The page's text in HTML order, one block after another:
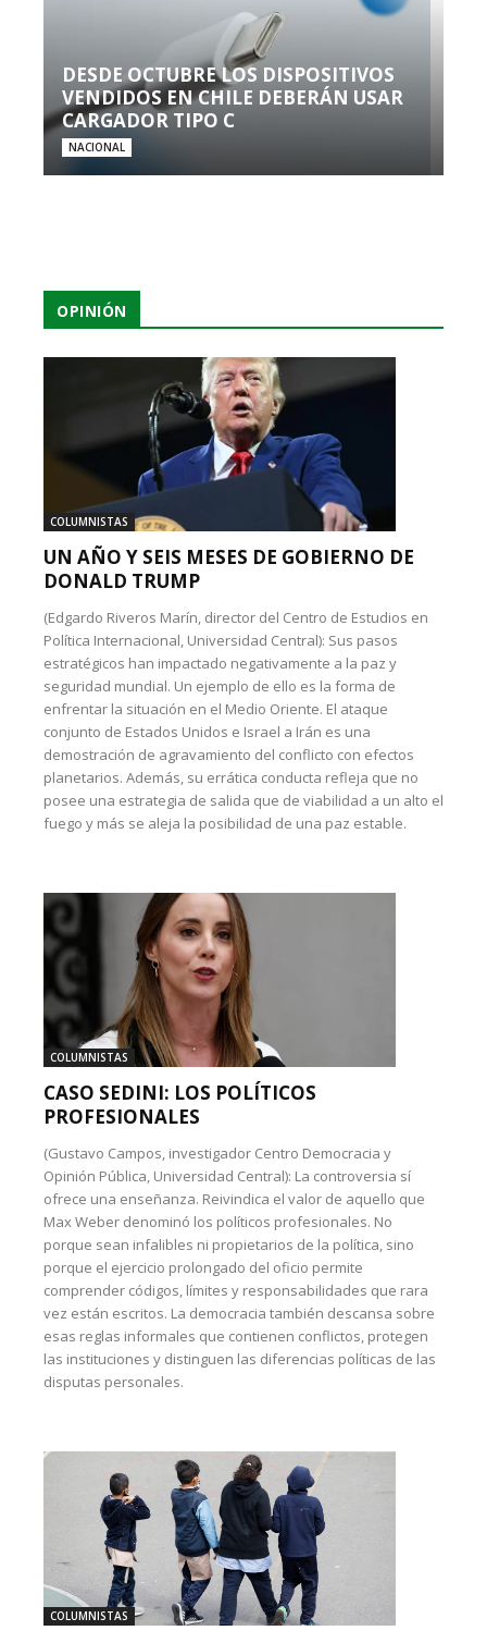
DESDE OCTUBRE LOS DISPOSITIVOS
VENDIDOS EN CHILE DEBERÁN USAR
CARGADOR TIPO C
NACIONAL
OPINIÓN
COLUMNISTAS
UN AÑO Y SEIS MESES DE GOBIERNO DE
DONALD TRUMP
(Edgardo Riveros Marín, director del Centro de Estudios en
Política Internacional, Universidad Central): Sus pasos
estratégicos han impactado negativamente a la paz y
seguridad mundial. Un ejemplo de ello es la forma de
enfrentar la situación en el Medio Oriente. El ataque
conjunto de Estados Unidos e Israel a Irán es una
demostración de agravamiento del conflicto con efectos
planetarios. Además, su errática conducta refleja que no
posee una estrategia de salida que de viabilidad a un alto el
fuego y más se aleja la posibilidad de una paz estable.
COLUMNISTAS
CASO SEDINI: LOS POLÍTICOS
PROFESIONALES
(Gustavo Campos, investigador Centro Democracia y
Opinión Pública, Universidad Central): La controversia sí
ofrece una enseñanza. Reivindica el valor de aquello que
Max Weber denominó los políticos profesionales. No
porque sean infalibles ni propietarios de la política, sino
porque el ejercicio prolongado del oficio permite
comprender códigos, límites y responsabilidades que rara
vez están escritos. La democracia también descansa sobre
esas reglas informales que contienen conflictos, protegen
las instituciones y distinguen las diferencias políticas de las
disputas personales.
COLUMNISTAS